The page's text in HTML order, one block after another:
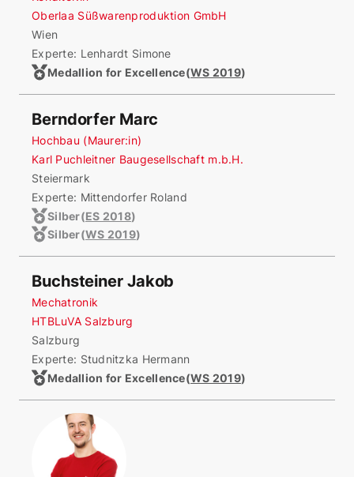
Oberlaa Süßwarenproduktion GmbH
Wien
Experte: Lenhardt Simone
Medallion for Excellence(WS 2019)
Berndorfer Marc
Hochbau (Maurer:in)
Karl Puchleitner Baugesellschaft m.b.H.
Steiermark
Experte: Mittendorfer Roland
Silber(ES 2018)
Silber(WS 2019)
Buchsteiner Jakob
Mechatronik
HTBLuVA Salzburg
Salzburg
Experte: Studnitzka Hermann
Medallion for Excellence(WS 2019)